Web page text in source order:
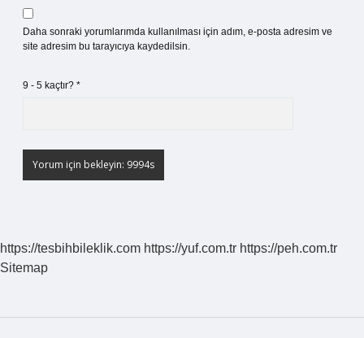
Daha sonraki yorumlarımda kullanılması için adım, e-posta adresim ve
site adresim bu tarayıcıya kaydedilsin.
9 - 5 kaçtır? *
https://tesbihbileklik.com https://yuf.com.tr https://peh.com.tr
Sitemap